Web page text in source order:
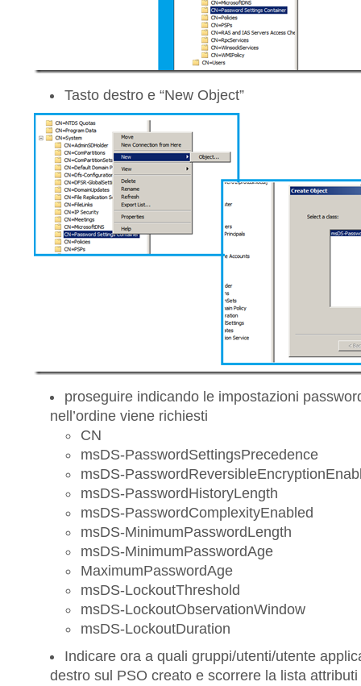
Tasto destro e “New Object”
proseguire indicando le impostazioni
nell’ordine viene richiesti
CN
msDS-PasswordSettingsPrecedence
msDS-
msDS-PasswordHistoryLength
msDS-PasswordComplexityEnabled
msDS-MinimumPasswordLength
msDS-MinimumPasswordAge
MaximumPasswordAge
msDS-LockoutThreshold
msDS-LockoutObservationWindow
msDS-LockoutDuration
Indicare ora a quali gruppi/utenti/utente
destro sul PSO creato e scorrere la lista